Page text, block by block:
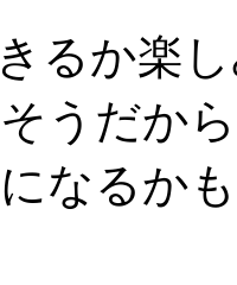
るか楽
うだか
なるか